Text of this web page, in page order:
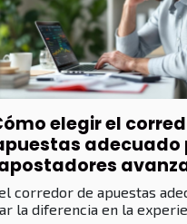
elegir el
adecuado
corredor de apuestas
la diferencia en la